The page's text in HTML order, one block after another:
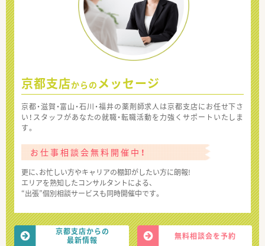
京都支店からの メッセージ
京都・滋賀・富山・石川・福井の薬剤師求人は京都支店にお任せ下さ
い！スタッフがあなたの就職・転職活動を力強くサポートいたしま
す。
お仕事相談会無料開催中！
更に、お忙しい方やキャリアの棚卸がしたい方に朗報!
エリアを熟知したコンサルタントによる、
“出張”個別相談サービスも同時開催中です。
京都支店からの
最新情報
無料相談会を予約